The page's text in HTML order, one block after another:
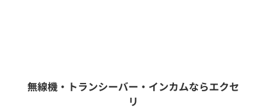
無線機・トランシーバー・インカムならエクセ
リ